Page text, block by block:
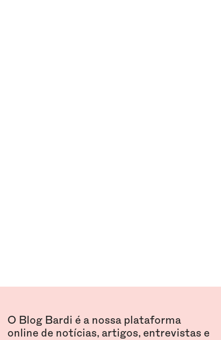
O Blog Bardi é a nossa plataforma
online de notícias, artigos, entrevistas e